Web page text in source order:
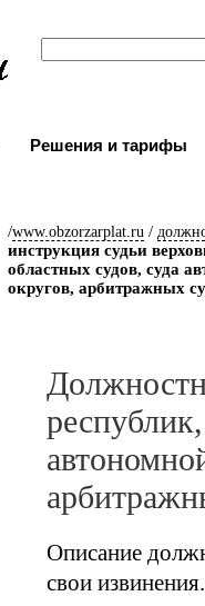
Решения и тарифы
/www.obzorzarplat.ru /
инструкция судьи
областных судов, суда
округов, арбитражных
Описание
свои извинения.